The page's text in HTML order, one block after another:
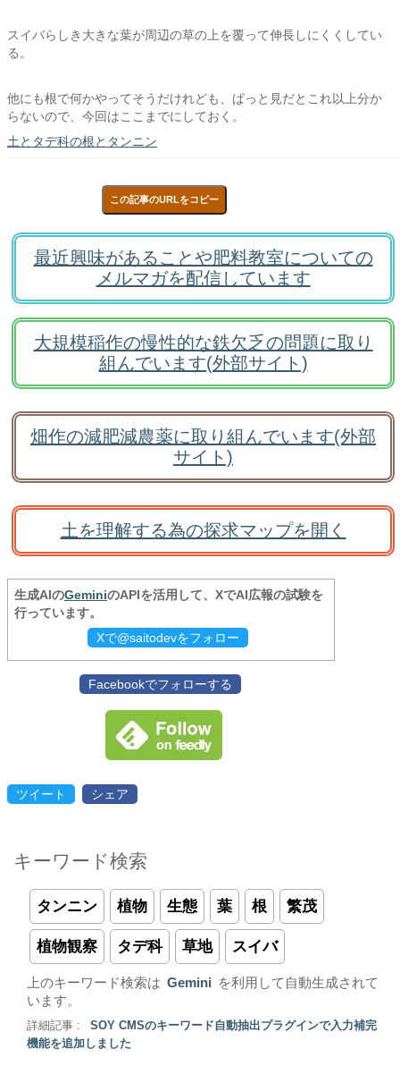
スイバらしき大きな葉が周辺の草の上を覆って伸長しにくくしてい
る。
他にも根で何かやってそうだけれども、ぱっと見だとこれ以上分か
らないので、今回はここまでにしておく。
土とタデ科の根とタンニン
この記事のURLをコピー
最近興味があることや肥料教室についての
メルマガを配信しています
大規模稲作の慢性的な鉄欠乏の問題に取り
組んでいます(外部サイト)
畑作の減肥減農薬に取り組んでいます(外部
サイト)
土を理解する為の探求マップを開く
生成AIのGeminiのAPIを活用して、XでAI広報の試験を
行っています。
Xで@saitodevをフォロー
Facebookでフォローする
ツイート シェア
キーワード検索
タンニン 植物 生態 葉 根 繁茂
植物観察 タデ科 草地 スイバ
上のキーワード検索は Gemini
を利用して自動生成されて
います。
詳細記事 :
SOY CMSのキーワード自動抽出プラグインで入力補完
機能を追加しました